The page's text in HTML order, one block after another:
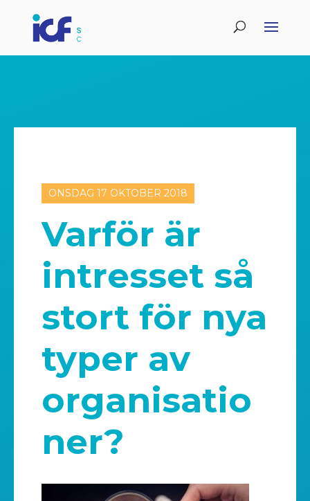
ONSDAG 17 OKTOBER 2018
Varför är
intresset så
stort för nya
typer av
organisatio
ner?